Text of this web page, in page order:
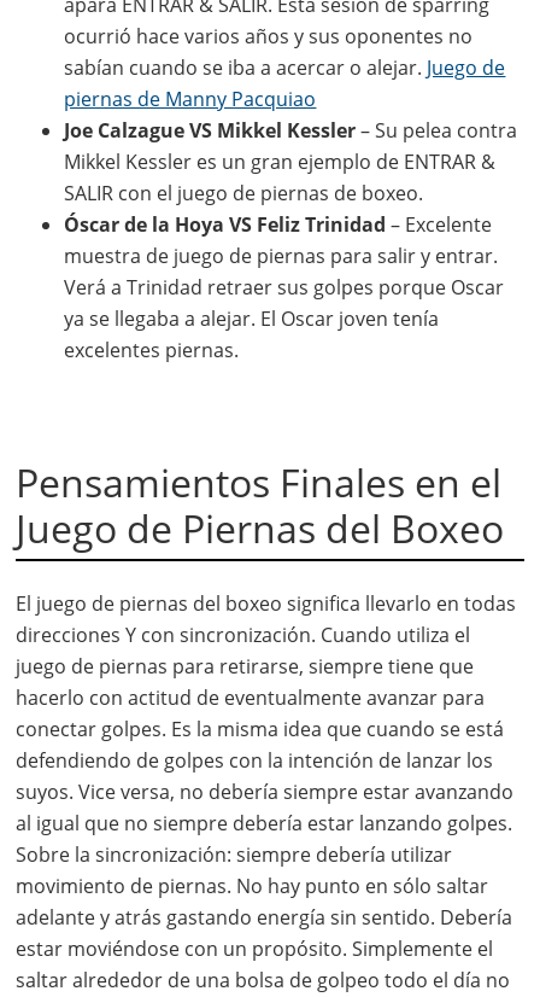
ocurrió hace varios años y sus oponentes no
sabían cuando se iba a acercar o alejar. Juego de
piernas de Manny Pacquiao
Joe Calzague VS Mikkel Kessler– Su pelea contra
Mikkel Kessler es un gran ejemplo de ENTRAR &
SALIR con el juego de piernas de boxeo.
Óscar de la Hoya VS Feliz Trinidad – Excelente
muestra de juego de piernas para salir y entrar.
Verá a Trinidad retraer sus golpes porque Oscar
ya se llegaba a alejar. El Oscar joven tenía
excelentes piernas.
Pensamientos Finales en el
Juego de Piernas del Boxeo
El juego de piernas del boxeo significa llevarlo en todas
direcciones Y con sincronización. Cuando utiliza el
juego de piernas para retirarse, siempre tiene que
hacerlo con actitud de eventualmente avanzar para
conectar golpes. Es la misma idea que cuando se está
defendiendo de golpes con la intención de lanzar los
suyos. Vice versa, no debería siempre estar avanzando
al igual que no siempre debería estar lanzando golpes.
Sobre la sincronización: siempre debería utilizar
movimiento de piernas. No hay punto en sólo saltar
adelante y atrás gastando energía sin sentido. Debería
estar moviéndose con un propósito. Simplemente el
saltar alrededor de una bolsa de golpeo todo el día no